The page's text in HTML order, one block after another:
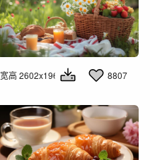
宽高 2602x1960 8807